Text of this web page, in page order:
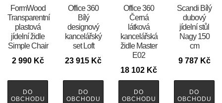
FormWood
Transparentní
plastová
jídelní židle
Simple Chair
2 990 Kč
DO
OBCHODU
Office 360
Bílý
designový
kancelářský
set Loft
23 915 Kč
DO
OBCHODU
Office 360
Černá
látková
kancelářská
židle Master
E02
18 102 Kč
DO
OBCHODU
Scandi Bílý
dubový
jídelní stůl
Nagy 150
cm
9 787 Kč
DO
OBCHODU